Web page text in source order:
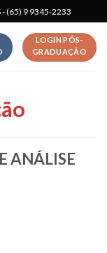
- (65) 9 9345-2233
LOGIN PÓS-
GRADUAÇÃO
ANÁLISE